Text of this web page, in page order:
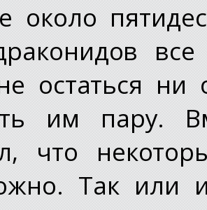
около
остаться ни
им пару.
что
Так или